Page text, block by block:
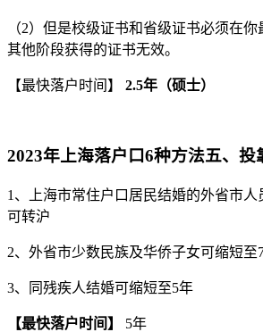
（2）但是校级证书和省级证书必须在你
其他阶段获得的证书无效。
【最快落户时间】 2.5年（硕士）
2023年上海落户口6种方法五、投
1、上海市常住户口居民结婚的外省市人
可转沪
2、外省市少数民族及华侨子女可缩短至7
3、同残疾人结婚可缩短至5年
【最快落户时间】 5年